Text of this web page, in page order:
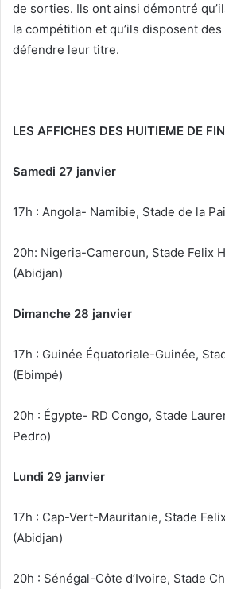
de sorties. Ils ont ainsi démontré
la compétition et qu’ils disposent
défendre leur titre.
LES AFFICHES DES HUITIEME DE
Samedi 27 janvier
17h : Angola- Namibie, Stade de la
20h: Nigeria-Cameroun, Stade Felix
(Abidjan)
Dimanche 28 janvier
17h : Guinée Équatoriale-Guinée,
(Ebimpé)
20h : Égypte- RD Congo, Stade
Pedro)
Lundi 29 janvier
17h : Cap-Vert-Mauritanie, Stade
(Abidjan)
20h : Sénégal-Côte d’Ivoire, Stade